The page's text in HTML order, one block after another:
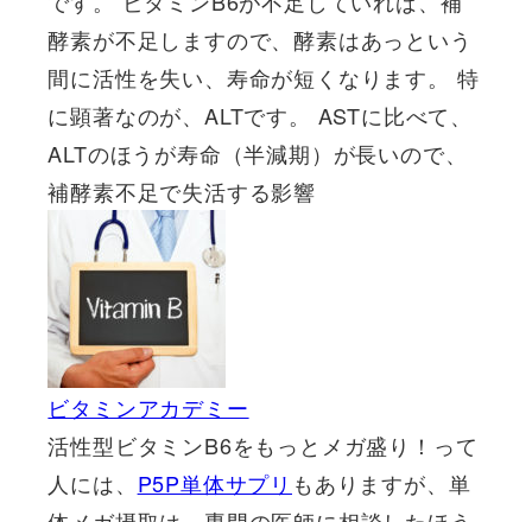
酵素が不足しますので、酵素はあっという
間に活性を失い、寿命が短くなります。 特
に顕著なのが、ALTです。 ASTに比べて、
ALTのほうが寿命（半減期）が長いので、
補酵素不足で失活する影響
ビタミンアカデミー
活性型ビタミンB6をもっとメガ盛り！って
人には、 P5P単体サプリ もありますが、単